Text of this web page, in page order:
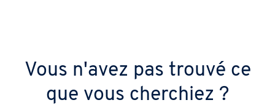
Vous n'avez pas trouvé ce
que vous cherchiez ?